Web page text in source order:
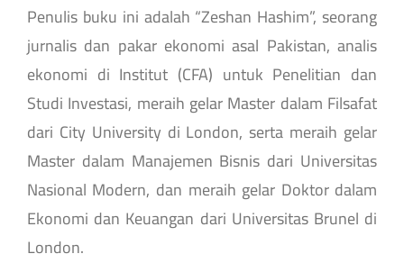
Penulis buku ini adalah “Zeshan Hashim”, seorang
jurnalis dan pakar ekonomi asal Pakistan, analis
ekonomi di Institut (CFA) untuk Penelitian dan
Studi Investasi, meraih gelar Master dalam Filsafat
dari City University di London, serta meraih gelar
Master dalam Manajemen Bisnis dari Universitas
Nasional Modern, dan meraih gelar Doktor dalam
Ekonomi dan Keuangan dari Universitas Brunel di
London.